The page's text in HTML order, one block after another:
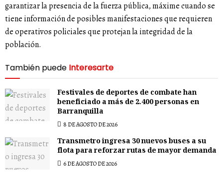
garantizar la presencia de la fuerza pública, máxime cuando se
tiene información de posibles manifestaciones que requieren
de operativos policiales que protejan la integridad de la
población.
También puede Interesarte
Festivales de deportes de combate han
beneficiado a más de 2.400 personas en
Barranquilla
8 DE AGOSTO DE 2026
Transmetro ingresa 30 nuevos buses a su
flota para reforzar rutas de mayor demanda
6 DE AGOSTO DE 2026